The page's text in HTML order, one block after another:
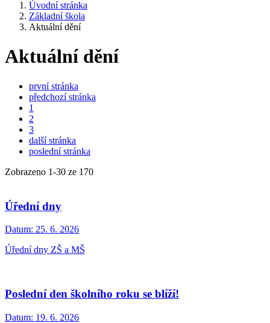
Úvodní stránka
Základní škola
Aktuální dění
Aktuální dění
první stránka
předchozí stránka
1
2
3
další stránka
poslední stránka
Zobrazeno 1-30 ze 170
Úřední dny
Datum: 25. 6. 2026
Úřední dny ZŠ a MŠ
Poslední den školního roku se blíží!
Datum: 19. 6. 2026